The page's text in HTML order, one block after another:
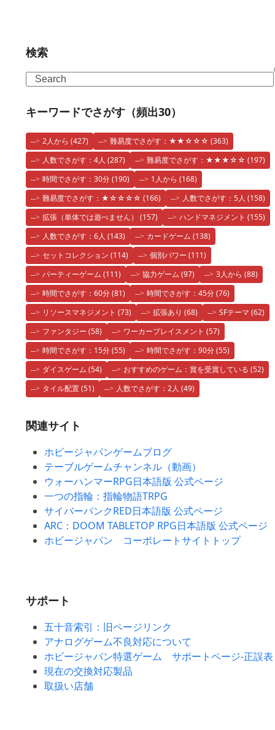
検索
Search
キーワードでさがす（頻出30）
2人から (427) 難易度でさがす：★★☆☆☆ (363)
人数でさがす：4人 (287) 難易度でさがす：★★★☆☆ (197)
時間でさがす：30分(190) 1人から (168)
難易度でさがす：★☆☆☆☆ (166) 人数でさがす：5人 (158)
拡張（単体では遊べません） (157) ハンドマネジメント (155)
人数でさがす：6人 (143) カードゲーム (138)
セットコレクション (114) 個別パワー (111)
パーティーゲーム (111) 協力ゲーム (97) 3人から (88)
時間でさがす：60分(81) 時間でさがす：45分(76)
リソースマネジメント (73) 拡張あり (68) SFテーマ (62)
ファンタジー (58) ワーカープレイスメント (57)
時間でさがす：15分(55) 時間でさがす：90分(55)
ダイスゲーム (54) おすすめのゲーム：賞を受賞している (52)
タイル配置(51) 人数でさがす：2人 (49)
関連サイト
ホビージャパンゲームブログ
テーブルゲームチャンネル（動画）
ウォーハンマーRPG日本語版 公式ページ
一つの指輪：指輪物語TRPG
サイバーパンクRED日本語版 公式ページ
ARC：DOOM TABLETOP RPG日本語版 公式ページ
ホビージャパン コーポレートサイトトップ
サポート
五十音索引：旧ページリンク
アナログゲーム不良対応について
ホビージャパン特選ゲーム サポートページ-正誤表
現在の交換対応製品
取扱い店舗